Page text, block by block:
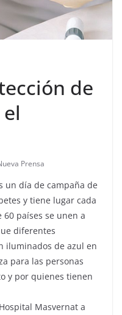
de
Prensa
un día de campaña de
y tiene lugar cada
países se unen a
diferentes
iluminados de azul en
para las personas
y por quienes tienen
Masvernat a